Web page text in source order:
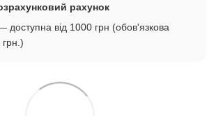
рахунок
доступна від 1000 грн (обов'язкова